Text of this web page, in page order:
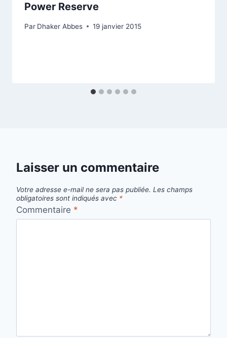
Power Reserve
Par Dhaker Abbes 19 janvier 2015
Laisser un commentaire
Votre adresse e-mail ne sera pas publiée. Les champs
obligatoires sont indiqués avec *
Commentaire *